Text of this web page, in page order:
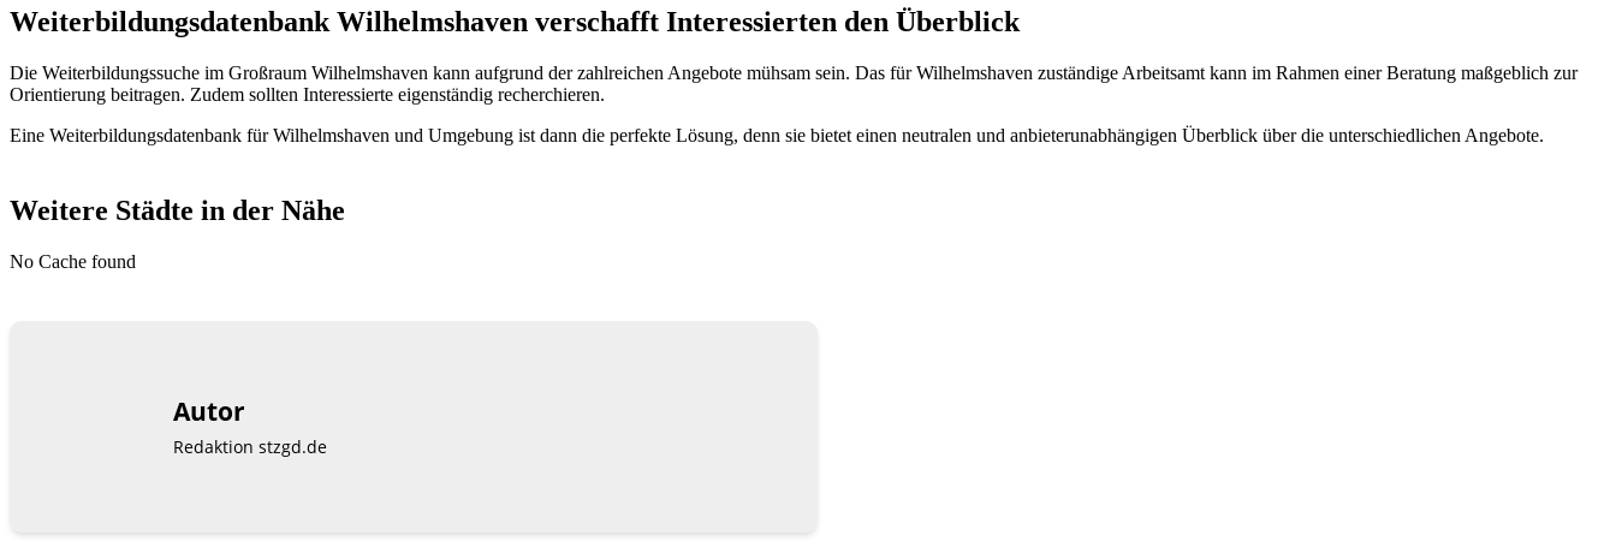
Weiterbildungsdatenbank Wilhelmshaven verschafft Interessierten den Überblick
Die Weiterbildungssuche im Großraum Wilhelmshaven kann aufgrund der zahlreichen Angebote mühsam sein. Das für Wilhelmshaven zuständige Arbeitsamt kann im Rahmen einer Beratung maßgeblich zur
Orientierung beitragen. Zudem sollten Interessierte eigenständig recherchieren.
Eine Weiterbildungsdatenbank für Wilhelmshaven und Umgebung ist dann die perfekte Lösung, denn sie bietet einen neutralen und anbieterunabhängigen Überblick über die unterschiedlichen Angebote.
Weitere Städte in der Nähe
No Cache found
Autor
Redaktion stzgd.de